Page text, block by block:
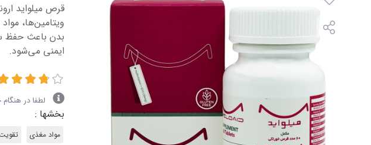
قرص میلواید
ویتامین‌ها،
بدن باعث حفظ
ایمنی می‌شود.
لطفا در
بخشها :
مواد مغذی